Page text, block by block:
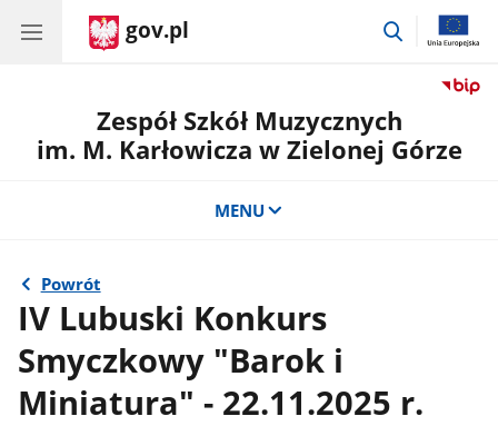
gov.pl
przejdź
Zespół Szkół Muzycznych
im. M. Karłowicza w Zielonej Górze
MENU
Powrót
IV Lubuski Konkurs
Smyczkowy "Barok i
Miniatura" - 22.11.2025 r.